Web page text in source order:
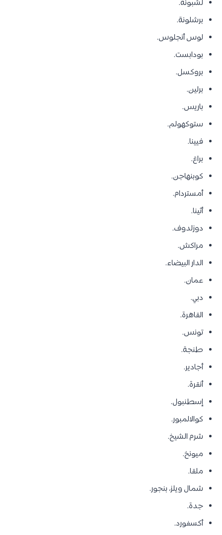
لشبونة.
برشلونة.
لوس أنجلوس.
بودابست.
بروكسل.
برلين.
باريس.
ستوكهولم.
فيينا.
براغ.
كوبنهاجن.
أمستردام.
أثينا.
دوزلدوف.
مراكش.
الدار البيضاء.
عمان.
دبي.
القاهرة.
تونس.
طنجة.
أجادير.
أنقرة.
إسطنبول.
كوالالمبور.
شرم الشيخ.
ميونخ.
ملقا.
شمال ويلز، بنجور.
جدة.
أكسفورد.